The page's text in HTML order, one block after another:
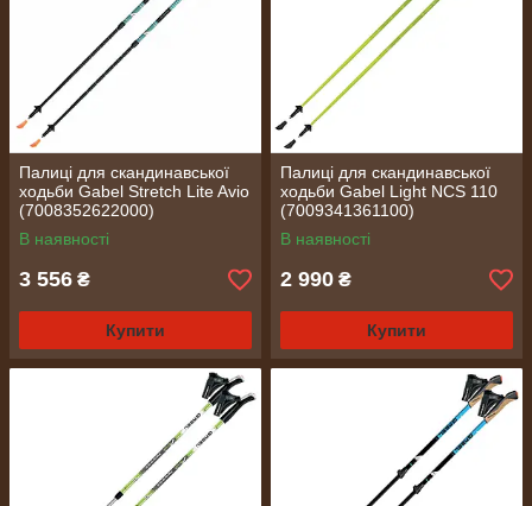
Палиці для скандинавської
ходьби Gabel Stretch Lite Avio
(7008352622000)
В наявності
3 556 ₴
Купити
Палиці для скандинавської
ходьби Gabel Light NCS 110
(7009341361100)
В наявності
2 990 ₴
Купити